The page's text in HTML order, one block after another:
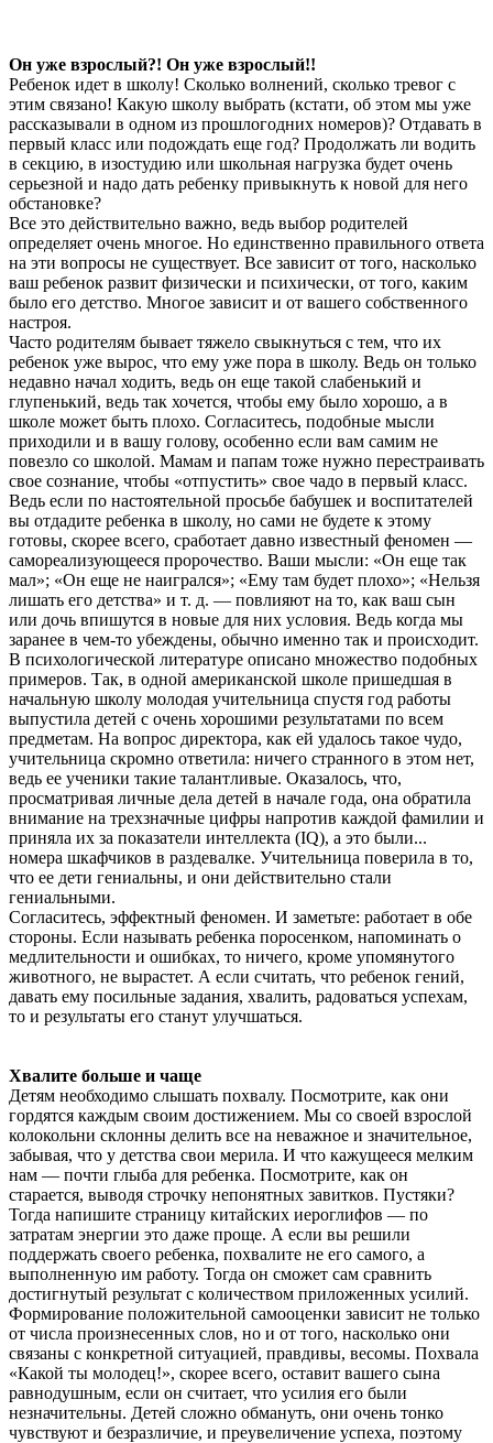
Он уже взрослый?! Он уже взрослый!!
Ребенок идет в школу! Сколько волнений, сколько тревог с
этим связано! Какую школу выбрать (кстати, об этом мы уже
рассказывали в одном из прошлогодних номеров)? Отдавать в
первый класс или подождать еще год? Продолжать ли водить
в секцию, в изостудию или школьная нагрузка будет очень
серьезной и надо дать ребенку привыкнуть к новой для него
обстановке?
Все это действительно важно, ведь выбор родителей
определяет очень многое. Но единственно правильного ответа
на эти вопросы не существует. Все зависит от того, насколько
ваш ребенок развит физически и психически, от того, каким
было его детство. Многое зависит и от вашего собственного
настроя.
Часто родителям бывает тяжело свыкнуться с тем, что их
ребенок уже вырос, что ему уже пора в школу. Ведь он только
недавно начал ходить, ведь он еще такой слабенький и
глупенький, ведь так хочется, чтобы ему было хорошо, а в
школе может быть плохо. Согласитесь, подобные мысли
приходили и в вашу голову, особенно если вам самим не
повезло со школой. Мамам и папам тоже нужно перестраивать
свое сознание, чтобы «отпустить» свое чадо в первый класс.
Ведь если по настоятельной просьбе бабушек и воспитателей
вы отдадите ребенка в школу, но сами не будете к этому
готовы, скорее всего, сработает давно известный феномен —
самореализующееся пророчество. Ваши мысли: «Он еще так
мал»; «Он еще не наигрался»; «Ему там будет плохо»; «Нельзя
лишать его детства» и т. д. — повлияют на то, как ваш сын
или дочь впишутся в новые для них условия. Ведь когда мы
заранее в чем-то убеждены, обычно именно так и происходит.
В психологической литературе описано множество подобных
примеров. Так, в одной американской школе пришедшая в
начальную школу молодая учительница спустя год работы
выпустила детей с очень хорошими результатами по всем
предметам. На вопрос директора, как ей удалось такое чудо,
учительница скромно ответила: ничего странного в этом нет,
ведь ее ученики такие талантливые. Оказалось, что,
просматривая личные дела детей в начале года, она обратила
внимание на трехзначные цифры напротив каждой фамилии и
приняла их за показатели интеллекта (IQ), а это были...
номера шкафчиков в раздевалке. Учительница поверила в то,
что ее дети гениальны, и они действительно стали
гениальными.
Согласитесь, эффектный феномен. И заметьте: работает в обе
стороны. Если называть ребенка поросенком, напоминать о
медлительности и ошибках, то ничего, кроме упомянутого
животного, не вырастет. А если считать, что ребенок гений,
давать ему посильные задания, хвалить, радоваться успехам,
то и результаты его станут улучшаться.
Хвалите больше и чаще
Детям необходимо слышать похвалу. Посмотрите, как они
гордятся каждым своим достижением. Мы со своей взрослой
колокольни склонны делить все на неважное и значительное,
забывая, что у детства свои мерила. И что кажущееся мелким
нам — почти глыба для ребенка. Посмотрите, как он
старается, выводя строчку непонятных завитков. Пустяки?
Тогда напишите страницу китайских иероглифов — по
затратам энергии это даже проще. А если вы решили
поддержать своего ребенка, похвалите не его самого, а
выполненную им работу. Тогда он сможет сам сравнить
достигнутый результат с количеством приложенных усилий.
Формирование положительной самооценки зависит не только
от числа произнесенных слов, но и от того, насколько они
связаны с конкретной ситуацией, правдивы, весомы. Похвала
«Какой ты молодец!», скорее всего, оставит вашего сына
равнодушным, если он считает, что усилия его были
незначительны. Детей сложно обмануть, они очень тонко
чувствуют и безразличие, и преувеличение успеха, поэтому